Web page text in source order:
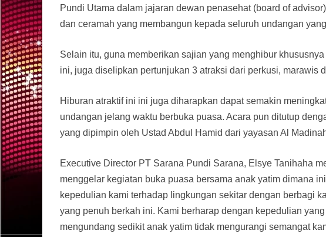
Pundi Utama dalam jajaran dewan penasehat (board of
dan ceramah yang membangun kepada seluruh undangan
Selain itu, guna memberikan sajian yang menghibur
ini, juga diselipkan pertunjukan 3 atraksi dari perkusi, marawis
Hiburan atraktif ini ini juga diharapkan dapat semakin
undangan jelang waktu berbuka puasa. Acara pun ditutup
yang dipimpin oleh Ustad Abdul Hamid dari yayasan Al
Executive Director PT Sarana Pundi Sarana, Elsye Tanihaha
menggelar kegiatan buka puasa bersama anak yatim dimana
kepedulian kami terhadap lingkungan sekitar dengan berbagi
yang penuh berkah ini. Kami berharap dengan kepedulian
mengundang sedikit anak yatim tidak mengurangi semangat